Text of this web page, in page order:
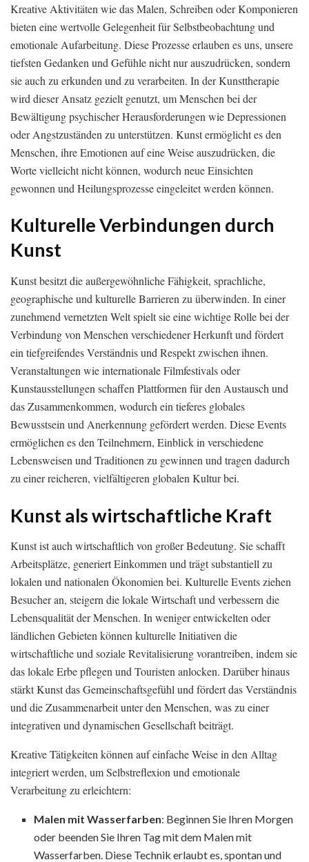
Kreative Aktivitäten wie das Malen, Schreiben oder Komponieren
bieten eine wertvolle Gelegenheit für Selbstbeobachtung und
emotionale Aufarbeitung. Diese Prozesse erlauben es uns, unsere
tiefsten Gedanken und Gefühle nicht nur auszudrücken, sondern
sie auch zu erkunden und zu verarbeiten. In der Kunsttherapie
wird dieser Ansatz gezielt genutzt, um Menschen bei der
Bewältigung psychischer Herausforderungen wie Depressionen
oder Angstzuständen zu unterstützen. Kunst ermöglicht es den
Menschen, ihre Emotionen auf eine Weise auszudrücken, die
Worte vielleicht nicht können, wodurch neue Einsichten
gewonnen und Heilungsprozesse eingeleitet werden können.
Kulturelle Verbindungen durch
Kunst
Kunst besitzt die außergewöhnliche Fähigkeit, sprachliche,
geographische und kulturelle Barrieren zu überwinden. In einer
zunehmend vernetzten Welt spielt sie eine wichtige Rolle bei der
Verbindung von Menschen verschiedener Herkunft und fördert
ein tiefgreifendes Verständnis und Respekt zwischen ihnen.
Veranstaltungen wie internationale Filmfestivals oder
Kunstausstellungen schaffen Plattformen für den Austausch und
das Zusammenkommen, wodurch ein tieferes globales
Bewusstsein und Anerkennung gefördert werden. Diese Events
ermöglichen es den Teilnehmern, Einblick in verschiedene
Lebensweisen und Traditionen zu gewinnen und tragen dadurch
zu einer reicheren, vielfältigeren globalen Kultur bei.
Kunst als wirtschaftliche Kraft
Kunst ist auch wirtschaftlich von großer Bedeutung. Sie schafft
Arbeitsplätze, generiert Einkommen und trägt substantiell zu
lokalen und nationalen Ökonomien bei. Kulturelle Events ziehen
Besucher an, steigern die lokale Wirtschaft und verbessern die
Lebensqualität der Menschen. In weniger entwickelten oder
ländlichen Gebieten können kulturelle Initiativen die
wirtschaftliche und soziale Revitalisierung vorantreiben, indem sie
das lokale Erbe pflegen und Touristen anlocken. Darüber hinaus
stärkt Kunst das Gemeinschaftsgefühl und fördert das Verständnis
und die Zusammenarbeit unter den Menschen, was zu einer
integrativen und dynamischen Gesellschaft beiträgt.
Kreative Tätigkeiten können auf einfache Weise in den Alltag
integriert werden, um Selbstreflexion und emotionale
Verarbeitung zu erleichtern:
Malen mit Wasserfarben: Beginnen Sie Ihren Morgen
oder beenden Sie Ihren Tag mit dem Malen mit
Wasserfarben. Diese Technik erlaubt es, spontan und